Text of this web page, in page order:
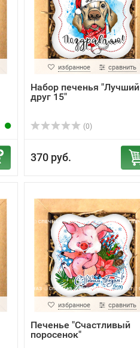
избранное сравнить
Набор печенья "Лучший
друг 15"
(0)
370 руб.
избранное сравнить
Печенье "Счастливый
поросенок"